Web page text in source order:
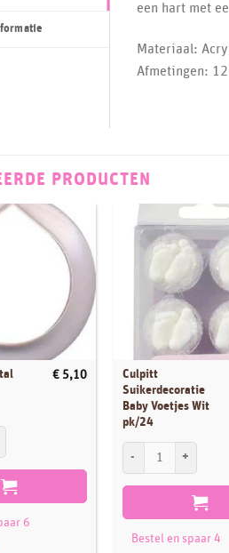
een hart met
Materiaal:
Afmetingen:
PRODUCTEN
€5,10
6
Culpitt
Suikerdecoratie
Baby Voetjes Wit
pk/24
Culpitt
Bestel en spaar 4